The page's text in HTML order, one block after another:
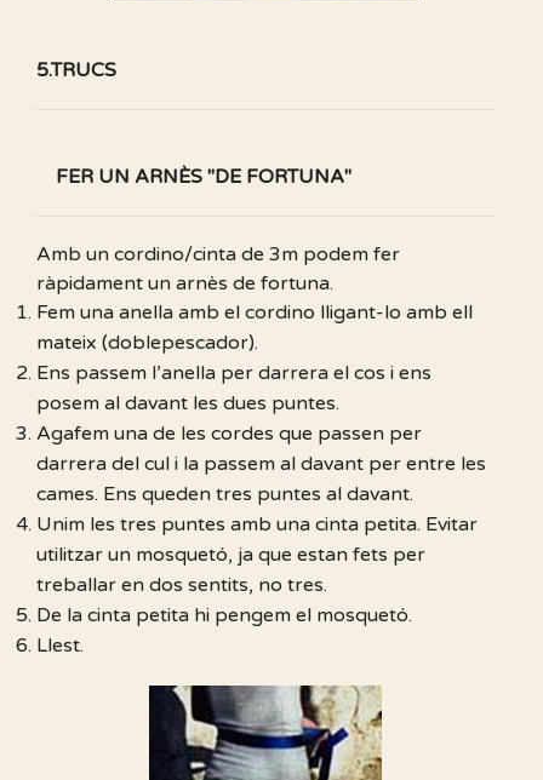
5.TRUCS
FER UN ARNÈS "DE FORTUNA"
Amb un cordino/cinta de 3m podem fer
ràpidament un arnès de fortuna.
Fem una anella amb el cordino lligant-lo amb ell
mateix (doblepescador).
Ens passem l’anella per darrera el cos i ens
posem al davant les dues puntes.
Agafem una de les cordes que passen per
darrera del cul i la passem al davant per entre les
cames. Ens queden tres puntes al davant.
Unim les tres puntes amb una cinta petita. Evitar
utilitzar un mosquetó, ja que estan fets per
treballar en dos sentits, no tres.
De la cinta petita hi pengem el mosquetó.
Llest.